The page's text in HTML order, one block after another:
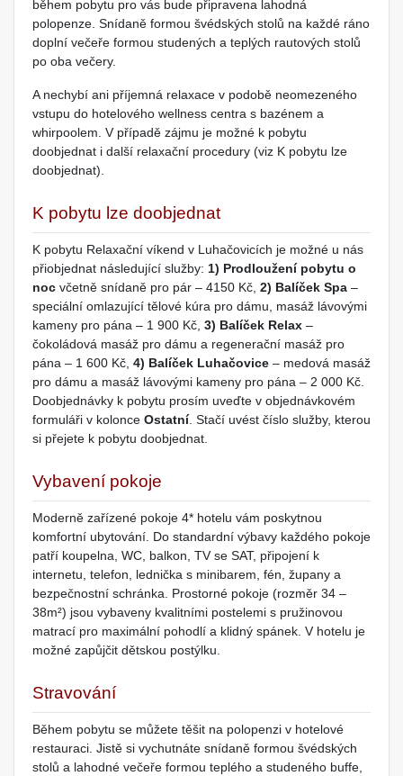
během pobytu pro vás bude připravena lahodná
polopenze. Snídaně formou švédských stolů na každé ráno
doplní večeře formou studených a teplých rautových stolů
po oba večery.
A nechybí ani příjemná relaxace v podobě neomezeného
vstupu do hotelového wellness centra s bazénem a
whirpoolem. V případě zájmu je možné k pobytu
doobjednat i další relaxační procedury (viz K pobytu lze
doobjednat).
K pobytu lze doobjednat
K pobytu Relaxační víkend v Luhačovicích je možné u nás
přiobjednat následující služby: 1) Prodloužení pobytu o
noc včetně snídaně pro pár – 4150 Kč, 2) Balíček Spa –
speciální omlazující tělové kúra pro dámu, masáž lávovými
kameny pro pána – 1 900 Kč, 3) Balíček Relax –
čokoládová masáž pro dámu a regenerační masáž pro
pána – 1 600 Kč, 4) Balíček Luhačovice – medová masáž
pro dámu a masáž lávovými kameny pro pána – 2 000 Kč.
Doobjednávky k pobytu prosím uveďte v objednávkovém
formuláři v kolonce Ostatní. Stačí uvést číslo služby, kterou
si přejete k pobytu doobjednat.
Vybavení pokoje
Moderně zařízené pokoje 4* hotelu vám poskytnou
komfortní ubytování. Do standardní výbavy každého pokoje
patří koupelna, WC, balkon, TV se SAT, připojení k
internetu, telefon, lednička s minibarem, fén, župany a
bezpečnostní schránka. Prostorné pokoje (rozměr 34 –
38m²) jsou vybaveny kvalitními postelemi s pružinovou
matrací pro maximální pohodlí a klidný spánek. V hotelu je
možné zapůjčit dětskou postýlku.
Stravování
Během pobytu se můžete těšit na polopenzi v hotelové
restauraci. Jistě si vychutnáte snídaně formou švédských
stolů a lahodné večeře formou teplého a studeného buffe,